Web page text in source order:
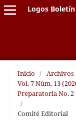
Logos
Inicio / Archivos
Vol. 7 Núm. 13
Preparatoria No. 2
/
Comité Editorial